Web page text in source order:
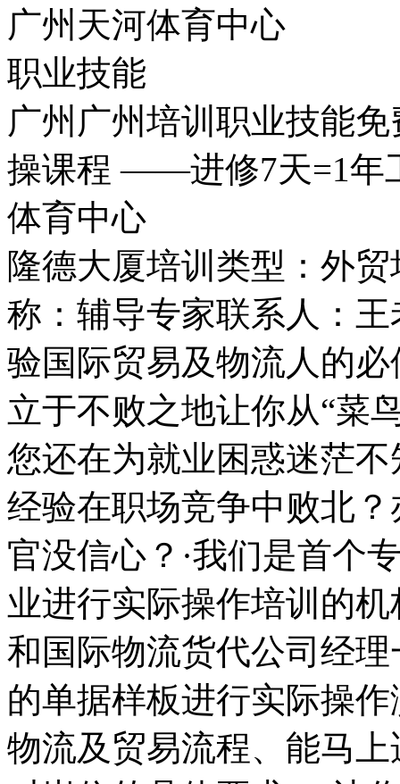
广州天河体育中心
职业技能
广州广州培训职业技能
操课程 ——进修7天=1年
体育中心
隆德大厦培训类型：外
称：辅导专家联系人：
验国际贸易及物流人的
立于不败之地让你从“菜
您还在为就业困惑迷茫
经验在职场竞争中败北
官没信心？·我们是首个
业进行实际操作培训的
和国际物流货代公司经
的单据样板进行实际操
物流及贸易流程、能马